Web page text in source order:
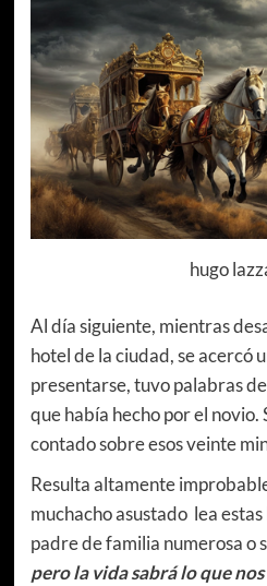
hugo
Al día siguiente, mientras
hotel de la ciudad, se acercó
presentarse, tuvo palabras
que había hecho por el
contado sobre esos veinte
Resulta altamente
muchacho asustado lea
padre de familia numerosa o
pero la vida sabrá lo que